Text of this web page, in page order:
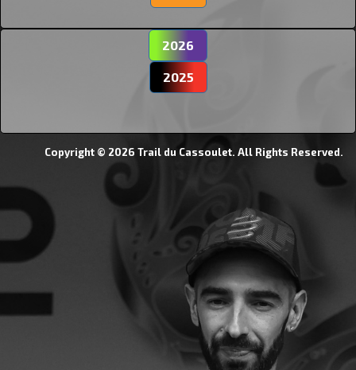
2026
2025
Copyright © 2026 Trail du Cassoulet. All Rights Reserved.